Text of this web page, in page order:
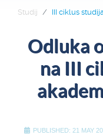
Studij III ciklus
Odluka
na III
PUBLISHED: 21 MAY